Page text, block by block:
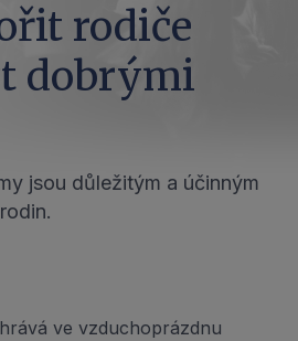
rodiče
dobrými
jsou důležitým a účinným
ve vzduchoprázdnu